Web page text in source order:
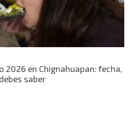
2026 en Chignahuapan: fecha,
saber